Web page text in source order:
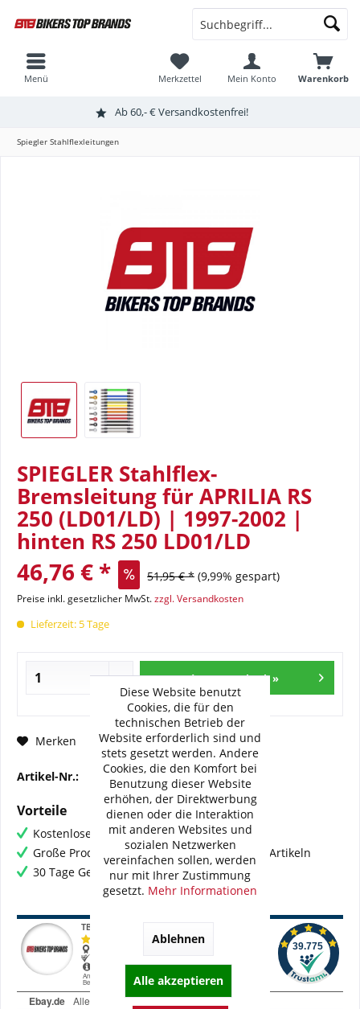
Ab 60,- € Versandkostenfrei!
Warenkorb
Merkzettel Mein Konto
Menü
Spiegler Stahlflexleitungen
SPIEGLER Stahlflex-
Bremsleitung für APRILIA RS
250 (LD01/LD) | 1997-2002 |
hinten RS 250 LD01/LD
46,76 € * 51,95 € * (9,99% gespart)
Preise inkl. gesetzlicher MwSt.zzgl. Versandkosten
Lieferzeit: 5 Tage
In den Warenkorb »
Merken Fragen zum Artikel?
Artikel-Nr.: 121-10461-XX
Vorteile
Kostenloser Versand ab € 60,- Bestellwert
Große Produktauswahl mit mehr als 80.000 Artikeln
30 Tage Geld-Zurück-Garantie
Diese Website benutzt
Cookies, die für den
technischen Betrieb der
Website erforderlich sind und
stets gesetzt werden. Andere
Cookies, die den Komfort bei
Benutzung dieser Website
erhöhen, der Direktwerbung
dienen oder die Interaktion
mit anderen Websites und
sozialen Netzwerken
vereinfachen sollen, werden
nur mit Ihrer Zustimmung
gesetzt. Mehr Informationen
Ablehnen
Alle akzeptieren